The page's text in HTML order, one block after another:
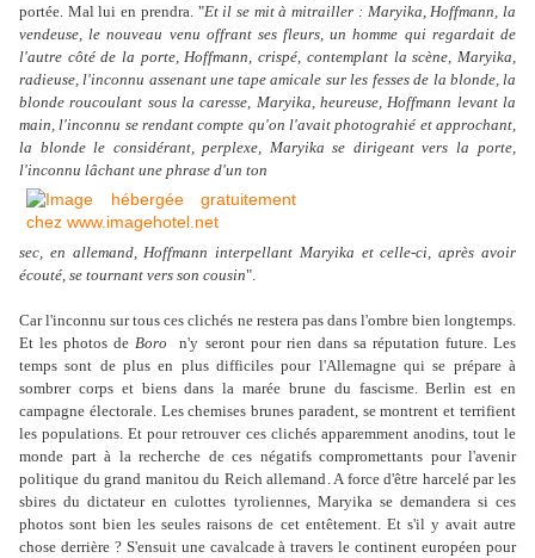
portée. Mal lui en prendra. "Et il se mit à mitrailler : Maryika, Hoffmann, la
vendeuse, le nouveau venu offrant ses fleurs, un homme qui regardait de
l'autre côté de la porte, Hoffmann, crispé, contemplant la scène, Maryika,
radieuse, l'inconnu assenant une tape amicale sur les fesses de la blonde, la
blonde roucoulant sous la caresse, Maryika, heureuse, Hoffmann levant la
main, l'inconnu se rendant compte qu'on l'avait photograhié et approchant,
la blonde le considérant, perplexe, Maryika se dirigeant vers la porte,
l'inconnu lâchant une phrase d'un ton
sec, en allemand, Hoffmann interpellant Maryika et celle-ci, après avoir
écouté, se tournant vers son cousin".
Car l'inconnu sur tous ces clichés ne restera pas dans l'ombre bien longtemps.
Et les photos deBoro
n'y seront pour rien dans sa réputation future. Les
temps sont de plus en plus difficiles pour l'Allemagne qui se prépare à
sombrer corps et biens dans la marée brune du fascisme. Berlin est en
campagne électorale. Les chemises brunes paradent, se montrent et terrifient
les populations. Et pour retrouver ces clichés apparemment anodins, tout le
monde part à la recherche de ces négatifs compromettants pour l'avenir
politique du grand manitou du Reich allemand. A force d'être harcelé par les
sbires du dictateur en culottes tyroliennes, Maryika se demandera si ces
photos sont bien les seules raisons de cet entêtement. Et s'il y avait autre
chose derrière ? S'ensuit une cavalcade à travers le continent européen pour